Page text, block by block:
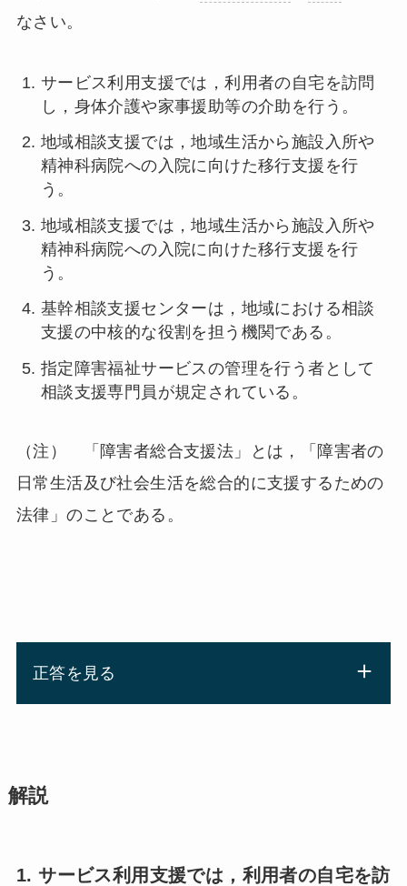
なさい。
サービス利用支援では，利用者の自宅を訪問
し，身体介護や家事援助等の介助を行う。
地域相談支援では，地域生活から施設入所や
精神科病院への入院に向けた移行支援を行
う。
地域相談支援では，地域生活から施設入所や
精神科病院への入院に向けた移行支援を行
う。
基幹相談支援センターは，地域における相談
支援の中核的な役割を担う機関である。
指定障害福祉サービスの管理を行う者として
相談支援専門員が規定されている。
（注） 「障害者総合支援法」とは，「障害者の
日常生活及び社会生活を総合的に支援するための
法律」のことである。
正答を見る
解説
1. サービス利用支援では，利用者の自宅を訪